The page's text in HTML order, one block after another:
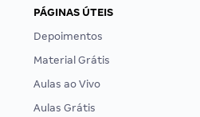
PÁGINAS ÚTEIS
Depoimentos
Material Grátis
Aulas ao Vivo
Aulas Grátis